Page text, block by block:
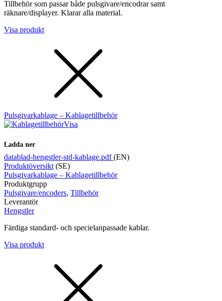
Tillbehör som passar både pulsgivare/encodrar samt
räknare/displayer. Klarar alla material.
Visa produkt
Pulsgivarkablage – Kablagetillbehör
Visa
Ladda ner
datablad-hengstler-std-kablage.pdf(EN)
Produktöversikt (SE)
Pulsgivarkablage – Kablagetillbehör
Produktgrupp
Pulsgivare/encoders, Tillbehör
Leverantör
Hengstler
Färdiga standard- och specielanpassade kablar.
Visa produkt